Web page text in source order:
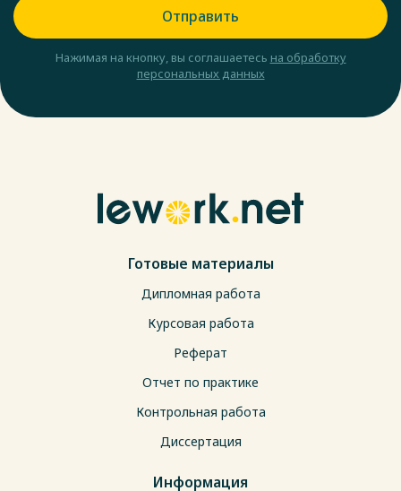
Отправить
Нажимая на кнопку, вы соглашаетесь на обработку
персональных данных
Готовые материалы
Дипломная работа
Курсовая работа
Реферат
Отчет по практике
Контрольная работа
Диссертация
Информация